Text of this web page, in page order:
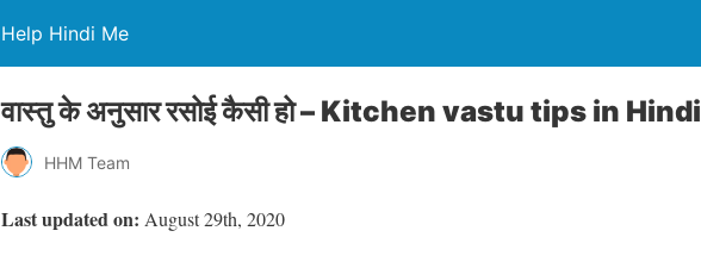
Help Hindi Me
वास्तु के अनुसार रसोई कैसी हो – Kitchen vastu tips in Hindi
HHM Team
Last updated on: August 29th, 2020